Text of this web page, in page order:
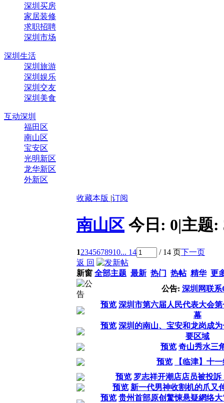
深圳买房
家居装修
求职招聘
深圳市场
深圳生活
深圳旅游
深圳娱乐
深圳交友
深圳美食
互动深圳
福田区
南山区
宝安区
光明新区
龙华新区
外新区
收藏本版 |订阅
南山区 今日: 0|主题:
12345678910... 14 / 14 页下一页
返 回
新窗 全部主题 最新 热门 热帖 精华 更
公告: 深圳网联系
预览 深圳市第六届人民代表大会
幕
预览 深圳的南山、宝安和龙岗成
要区域
预览 奇山秀水三
预览
【临津】十
预览 罗志祥开潮店店员被投
预览 新一代男神收割机的爪又
预览 贵州首部原创驚悚悬疑網络